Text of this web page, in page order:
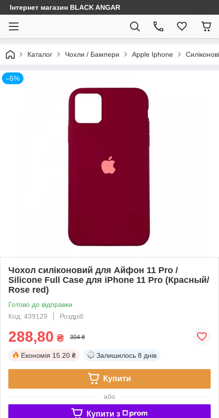
Інтернет магазин BLACK ANGAR
Каталог Чохли / Бампери Apple Iphone
–5%
Чохол силіконовий для Айфон 11 Pro /
Silicone Full Case для iPhone 11 Pro (Красный/
Rose red)
Готово до відправки
Код: 439129
Роздріб
288,80 ₴ 304 ₴
Економія 15.20 ₴ Залишилось 8 днів
Купити
або
Купити з